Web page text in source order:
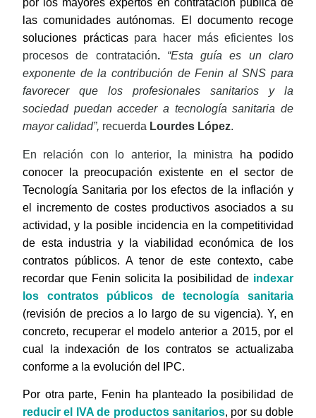
por los mayores expertos en contratación pública de
las comunidades autónomas. El documento recoge
soluciones prácticas para hacer más eficientes los
procesos de contratación. “Esta guía es un claro
exponente de la contribución de Fenin al SNS para
favorecer que los profesionales sanitarios y la
sociedad puedan acceder a tecnología sanitaria de
mayor calidad”, recuerda Lourdes López.
En relación con lo anterior, la ministra
ha podido
conocer la preocupación existente en el sector de
Tecnología Sanitaria por los efectos de la inflación y
el incremento de costes productivos asociados a su
actividad, y la posible incidencia en la competitividad
de esta industria y la viabilidad económica de los
contratos públicos. A tenor de este contexto, cabe
recordar que Fenin solicita la posibilidad de indexar
los contratos públicos de tecnología sanitaria
(revisión de precios a lo largo de su vigencia). Y, en
concreto, recuperar el modelo anterior a 2015, por el
cual la indexación de los contratos se actualizaba
conforme a la evolución del IPC.
Por otra parte, Fenin ha planteado la posibilidad de
reducir el IVA de productos sanitarios, por su doble